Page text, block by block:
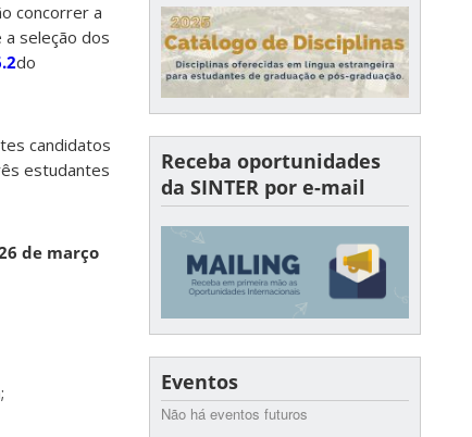
concorrer a
seleção dos
do
candidatos
estudantes
de março
Receba oportunidades
da SINTER por e-mail
Eventos
Não há eventos futuros